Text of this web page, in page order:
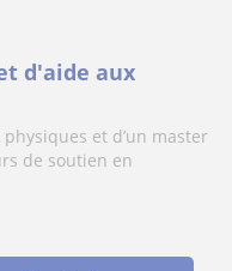
d'aide aux
et d’un master
de soutien en